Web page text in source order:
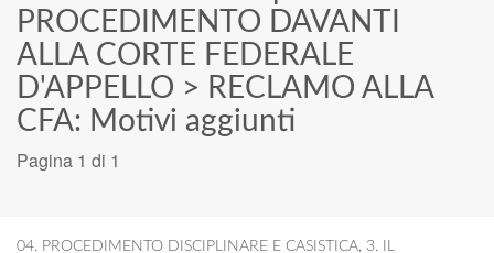
PROCEDIMENTO DAVANTI
ALLA CORTE FEDERALE
D'APPELLO > RECLAMO ALLA
CFA: Motivi aggiunti
Pagina 1 di 1
04. PROCEDIMENTO DISCIPLINARE E CASISTICA, 3. IL